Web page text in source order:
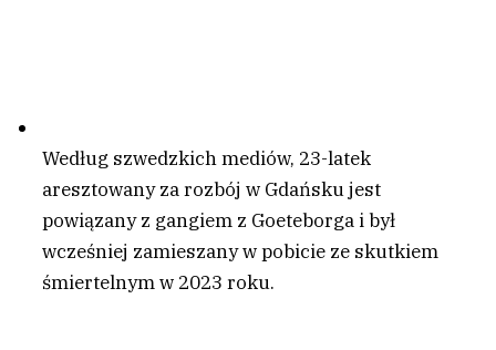
Według szwedzkich mediów, 23-latek
aresztowany za rozbój w Gdańsku jest
powiązany z gangiem z Goeteborga i był
wcześniej zamieszany w pobicie ze skutkiem
śmiertelnym w 2023 roku.